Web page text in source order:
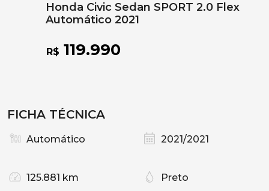
Honda Civic Sedan SPORT 2.0 Flex
Automático 2021
R$ 119.990
FICHA TÉCNICA
Automático 2021/2021
125.881 km Preto